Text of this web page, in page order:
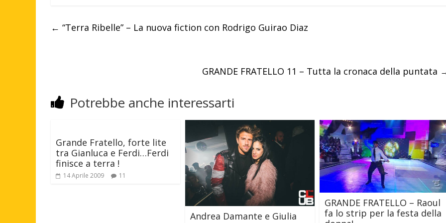
← “Terra Ribelle” – La nuova fiction con Rodrigo Guirao Diaz
GRANDE FRATELLO 11 – Tutta la cronaca della puntata
Potrebbe anche interessarti
Grande Fratello, forte lite
tra Gianluca e Ferdi…Ferdi
finisce a terra !
14 Aprile 2009 11
Andrea Damante e Giulia
GRANDE FRATELLO – Raoul
fa lo strip per la festa della